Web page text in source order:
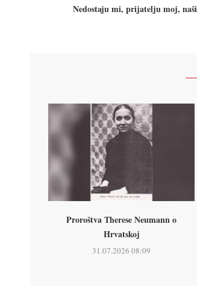
Nedostaju mi, prijatelju moj,
Proroštva Therese Neumann o
Hrvatskoj
31.07.2026 08:09